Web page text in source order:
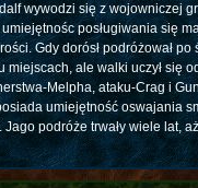
wywodzi się z wojowniczej
posługiwania się
Gdy dorósł podróżował
miejscach, ale walki uczył się
Melpha, ataku-Crag i
umiejętność oswajania
podróże trwały wiele lat,